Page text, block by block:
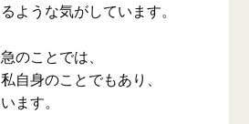
ような気がしています。
のことでは、
自身のことでもあり、
ます。